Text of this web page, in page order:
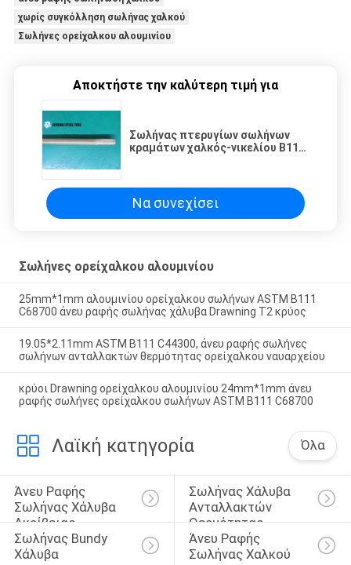
χωρίς συγκόλληση σωλήνας χαλκού
Σωλήνες ορείχαλκου αλουμινίου
Αποκτήστε την καλύτερη τιμή για
Σωλήνας πτερυγίων σωλήνων
κραμάτων χαλκός-νικελίου B111
Να συνεχίσει
Σωλήνες ορείχαλκου αλουμινίου
25mm*1mm αλουμινίου ορείχαλκου σωλήνων ASTM B111
C68700 άνευ ραφής σωλήνας χάλυβα Drawning T2 κρύος
19.05*2.11mm ASTM B111 C44300, άνευ ραφής σωλήνες
σωλήνων ανταλλακτών θερμότητας ορείχαλκου ναυαρχείου
κρύοι Drawning ορείχαλκου αλουμινίου 24mm*1mm άνευ
ραφής σωλήνες ορείχαλκου σωλήνων ASTM B111 C68700
Λαϊκή κατηγορία Όλα
Άνευ Ραφής
Σωλήνας Χάλυβα
Ακρίβειας
Σωλήνας Χάλυβα
Ανταλλακτών
Θερμότητας
Σωλήνας Bundy
Χάλυβα
Άνευ Ραφής
Σωλήνας Χαλκού